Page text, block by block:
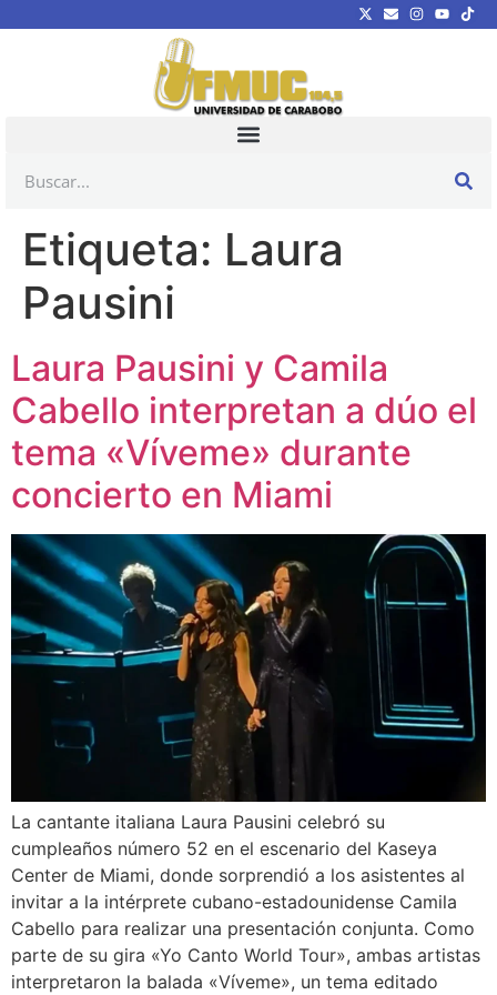
Etiqueta: Laura
Pausini
Laura Pausini y Camila
Cabello interpretan a dúo el
tema «Víveme» durante
concierto en Miami
​La cantante italiana Laura Pausini celebró su
cumpleaños número 52 en el escenario del Kaseya
Center de Miami, donde sorprendió a los asistentes al
invitar a la intérprete cubano-estadounidense Camila
Cabello para realizar una presentación conjunta. Como
parte de su gira «Yo Canto World Tour», ambas artistas
interpretaron la balada «Víveme», un tema editado